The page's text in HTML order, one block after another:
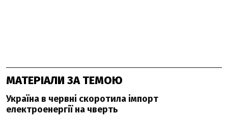
МАТЕРІАЛИ ЗА ТЕМОЮ
Україна в червні скоротила імпорт
електроенергії на чверть